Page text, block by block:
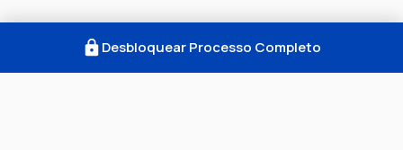
Desbloquear Processo Completo